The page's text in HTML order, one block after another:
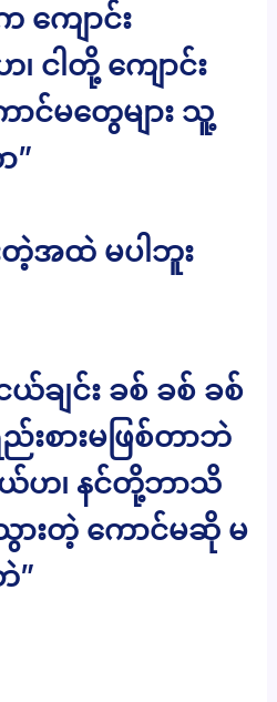
ကျောင်း
ငါတို့ ကျောင်း
င်မတွေများ သူ့
”
တဲ့အထဲ မပါဘူး
ချင်း ခစ် ခစ် ခစ်
းစားမဖြစ်တာဘဲ
ယ်ဟ၊ နင်တို့ဘာသိ
ားတဲ့ ကောင်မဆို မ
”